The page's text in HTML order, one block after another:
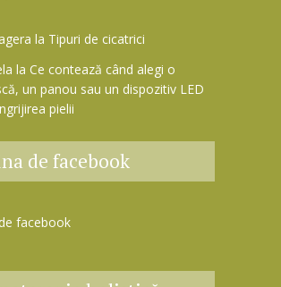
la Tipuri de cicatrici
la Ce contează când alegi o
un panou sau un dispozitiv LED
pielii
de facebook
facebook